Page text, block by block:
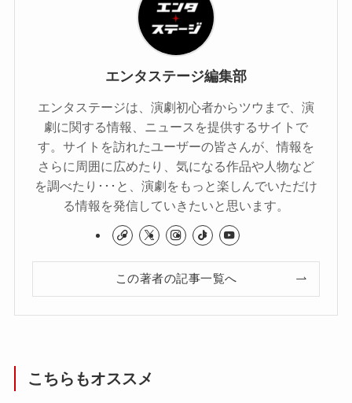
エンタステージ編集部
エンタステージは、演劇初心者からツウまで、演
劇に関する情報、ニュースを提供するサイトで
す。サイトを訪れたユーザーの皆さんが、情報を
さらに周囲に広めたり、気になる作品や人物など
を調べたり･･･と、演劇をもっと楽しんでいただけ
る情報を発信していきたいと思います。
この著者の記事一覧へ
こちらもオススメ